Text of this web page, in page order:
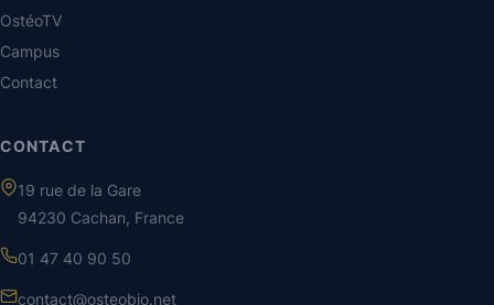
OstéoTV
Campus
Contact
CONTACT
19 rue de la Gare
94230 Cachan, France
01 47 40 90 50
contact@osteobio.net